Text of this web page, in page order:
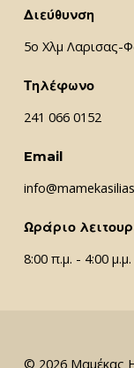
Διεύθυνση
5ο Χλμ Λαρισας-
Τηλέφωνο
241 066 0152
Email
Ωράριο
8:00 π.μ. - 4:00 μ.μ.
© 2026 Μαμέκας